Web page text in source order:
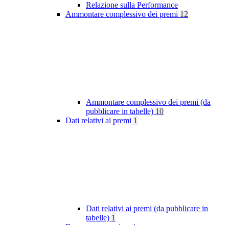
Relazione sulla Performance
Ammontare complessivo dei premi 12
Ammontare complessivo dei premi (da
pubblicare in tabelle) 10
Dati relativi ai premi 1
Dati relativi ai premi (da pubblicare in
tabelle) 1